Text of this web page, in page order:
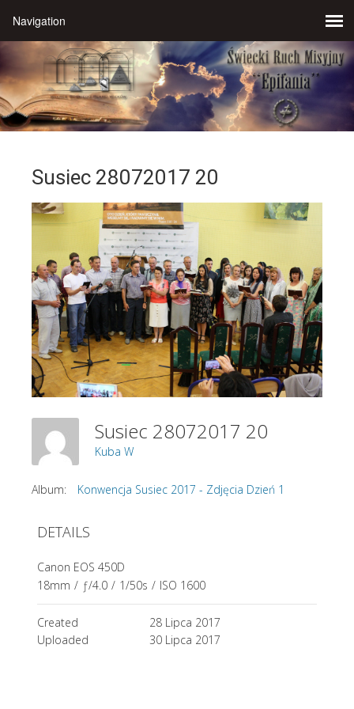
Susiec 28072017 20
Susiec 28072017 20
Kuba W
Album: Konwencja Susiec 2017 - Zdjęcia Dzień 1
DETAILS
Canon EOS 450D
18mm / ƒ/4.0 / 1/50s / ISO 1600
Created
28 Lipca 2017
Uploaded
30 Lipca 2017